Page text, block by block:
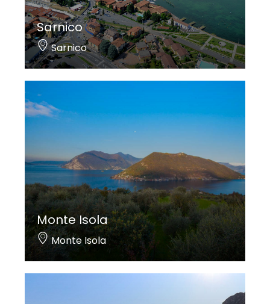
Sarnico
Sarnico
Monte Isola
Monte Isola